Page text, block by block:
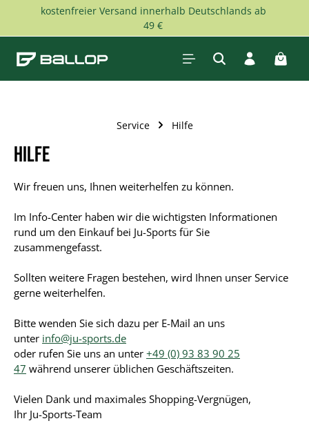
Zum Hauptinhalt springen
kostenfreier Versand innerhalb Deutschlands ab
49 €
Service Hilfe
Hilfe
Wir freuen uns, Ihnen weiterhelfen zu können.
Im Info-Center haben wir die wichtigsten Informationen
rund um den Einkauf bei Ju-Sports für Sie
zusammengefasst.
Sollten weitere Fragen bestehen, wird Ihnen unser Service
gerne weiterhelfen.
Bitte wenden Sie sich dazu per E-Mail an uns
unter info@ju-sports.de
oder rufen Sie uns an unter +49 (0) 93 83 90 25
47 während unserer üblichen Geschäftszeiten.
Vielen Dank und maximales Shopping-Vergnügen,
Ihr Ju-Sports-Team